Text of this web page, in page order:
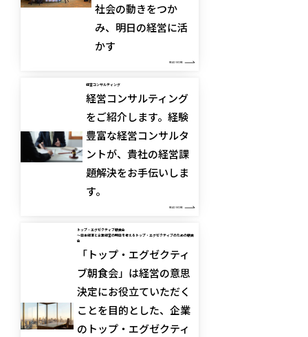
社会の動きをつか
み、明日の経営に活
かす
READ MORE
経営コンサルティング
経営コンサルティング
をご紹介します。経験
豊富な経営コンサルタ
ントが、貴社の経営課
題解決をお手伝いしま
す。
READ MORE
トップ・エグゼクティブ朝食会
～日本経済と企業経営の明日を考えるトップ・エグゼクティブのための朝食
会
「トップ・エグゼクティ
ブ朝食会」は経営の意思
決定にお役立ていただく
ことを目的とした、企業
のトップ・エグゼクティ